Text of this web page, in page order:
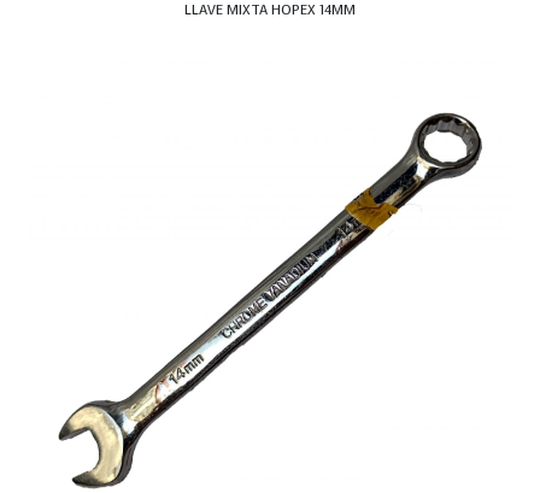
BROCHA PRETUL 1 1/2"
LLAVE MIXTA HOPEX 14MM